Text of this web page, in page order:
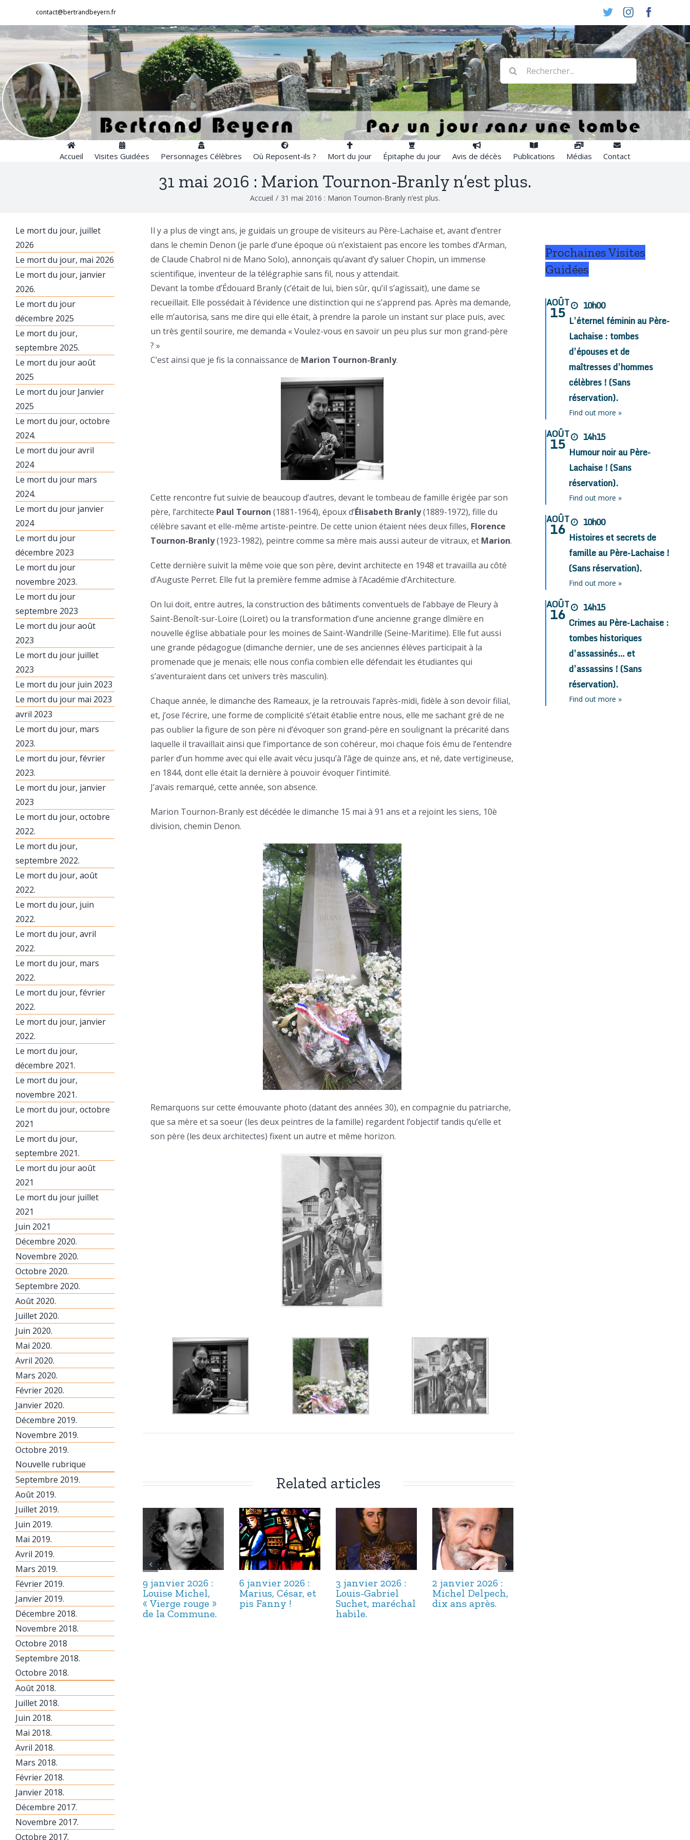
contenu
contact@bertrandbeyern.fr TwitterInstagram
Rechercher:
Accueil Visites Guidées Personnages Célèbres Où Reposent-ils ? Mort du jour Épitaphe du jour Avis de décès Publications Médias Contact
31 mai 2016 : Marion Tournon-Branly n’est plus.
Accueil / 31 mai 2016 : Marion Tournon-Branly n’est plus.
Il y a plus de vingt ans, je guidais un groupe de visiteurs au Père-Lachaise et, avant d’entrer
dans le chemin Denon (je parle d’une époque où n’existaient pas encore les tombes d’Arman,
de Claude Chabrol ni de Mano Solo), annonçais qu’avant d’y saluer Chopin, un immense
scientifique, inventeur de la télégraphie sans fil, nous y attendait.
Devant la tombe d’Édouard Branly (c’était de lui, bien sûr, qu’il s’agissait), une dame se
recueillait. Elle possédait à l’évidence une distinction qui ne s’apprend pas. Après ma demande,
elle m’autorisa, sans me dire qui elle était, à prendre la parole un instant sur place puis, avec
un très gentil sourire, me demanda « Voulez-vous en savoir un peu plus sur mon grand-père
? »
C’est ainsi que je fis la connaissance de Marion Tournon-Branly.
Cette rencontre fut suivie de beaucoup d’autres, devant le tombeau de famille érigée par son
père, l’architecte Paul Tournon (1881-1964), époux d’Élisabeth Branly(1889-1972), fille du
célèbre savant et elle-même artiste-peintre. De cette union étaient nées deux filles, Florence
Tournon-Branly(1923-1982), peintre comme sa mère mais aussi auteur de vitraux, et Marion.
Cette dernière suivit la même voie que son père, devint architecte en 1948 et travailla au côté
d’Auguste Perret. Elle fut la première femme admise à l’Académie d’Architecture.
On lui doit, entre autres, la construction des bâtiments conventuels de l’abbaye de Fleury à
Saint-Benoît-sur-Loire (Loiret) ou la transformation d’une ancienne grange dîmière en
nouvelle église abbatiale pour les moines de Saint-Wandrille (Seine-Maritime). Elle fut aussi
une grande pédagogue (dimanche dernier, une de ses anciennes élèves participait à la
promenade que je menais; elle nous confia combien elle défendait les étudiantes qui
s’aventuraient dans cet univers très masculin).
Chaque année, le dimanche des Rameaux, je la retrouvais l’après-midi, fidèle à son devoir filial,
et, j’ose l’écrire, une forme de complicité s’était établie entre nous, elle me sachant gré de ne
pas oublier la figure de son père ni d’évoquer son grand-père en soulignant la précarité dans
laquelle il travaillait ainsi que l’importance de son cohéreur, moi chaque fois ému de l’entendre
parler d’un homme avec qui elle avait vécu jusqu’à l’âge de quinze ans, et né, date vertigineuse,
en 1844, dont elle était la dernière à pouvoir évoquer l’intimité.
J’avais remarqué, cette année, son absence.
Marion Tournon-Branly est décédée le dimanche 15 mai à 91 ans et a rejoint les siens, 10è
division, chemin Denon.
Remarquons sur cette émouvante photo (datant des années 30), en compagnie du patriarche,
que sa mère et sa soeur (les deux peintres de la famille) regardent l’objectif tandis qu’elle et
son père (les deux architectes) fixent un autre et même horizon.
Related articles
9 janvier 2026 :
Louise Michel,
« Vierge rouge »
de la Commune.
6 janvier 2026 :
Marius, César, et
pis Fanny !
3 janvier 2026 :
Louis-Gabriel
Suchet, maréchal
habile.
2 janvier 2026 :
Michel Delpech,
dix ans après.
Le mort du jour, juillet
2026
Le mort du jour, mai 2026
Le mort du jour, janvier
2026.
Le mort du jour
décembre 2025
Le mort du jour,
septembre 2025.
Le mort du jour août
2025
Le mort du jour Janvier
2025
Le mort du jour, octobre
2024.
Le mort du jour avril
2024
Le mort du jour mars
2024.
Le mort du jour janvier
2024
Le mort du jour
décembre 2023
Le mort du jour
novembre 2023.
Le mort du jour
septembre 2023
Le mort du jour août
2023
Le mort du jour juillet
2023
Le mort du jour juin 2023
Le mort du jour mai 2023
avril 2023
Le mort du jour, mars
2023.
Le mort du jour, février
2023.
Le mort du jour, janvier
2023
Le mort du jour, octobre
2022.
Le mort du jour,
septembre 2022.
Le mort du jour, août
2022.
Le mort du jour, juin
2022.
Le mort du jour, avril
2022.
Le mort du jour, mars
2022.
Le mort du jour, février
2022.
Le mort du jour, janvier
2022.
Le mort du jour,
décembre 2021.
Le mort du jour,
novembre 2021.
Le mort du jour, octobre
2021
Le mort du jour,
septembre 2021.
Le mort du jour août
2021
Le mort du jour juillet
2021
Juin 2021
Décembre 2020.
Novembre 2020.
Octobre 2020.
Septembre 2020.
Août 2020.
Juillet 2020.
Juin 2020.
Mai 2020.
Avril 2020.
Mars 2020.
Février 2020.
Janvier 2020.
Décembre 2019.
Novembre 2019.
Octobre 2019.
Nouvelle rubrique
Septembre 2019.
Août 2019.
Juillet 2019.
Juin 2019.
Mai 2019.
Avril 2019.
Mars 2019.
Février 2019.
Janvier 2019.
Décembre 2018.
Novembre 2018.
Octobre 2018
Septembre 2018.
Octobre 2018.
Août 2018.
Juillet 2018.
Juin 2018.
Mai 2018.
Avril 2018.
Mars 2018.
Février 2018.
Janvier 2018.
Décembre 2017.
Novembre 2017.
Octobre 2017.
Prochaines Visites
Guidées
AOÛT
15
10h00
L’éternel féminin au Père-
Lachaise : tombes
d’épouses et de
maîtresses d’hommes
célèbres ! (Sans
réservation).
Find out more »
AOÛT
15
14h15
Humour noir au Père-
Lachaise ! (Sans
réservation).
Find out more »
AOÛT
16
10h00
Histoires et secrets de
famille au Père-Lachaise !
(Sans réservation).
Find out more »
AOÛT
16
14h15
Crimes au Père-Lachaise :
tombes historiques
d’assassinés… et
d’assassins ! (Sans
réservation).
Find out more »